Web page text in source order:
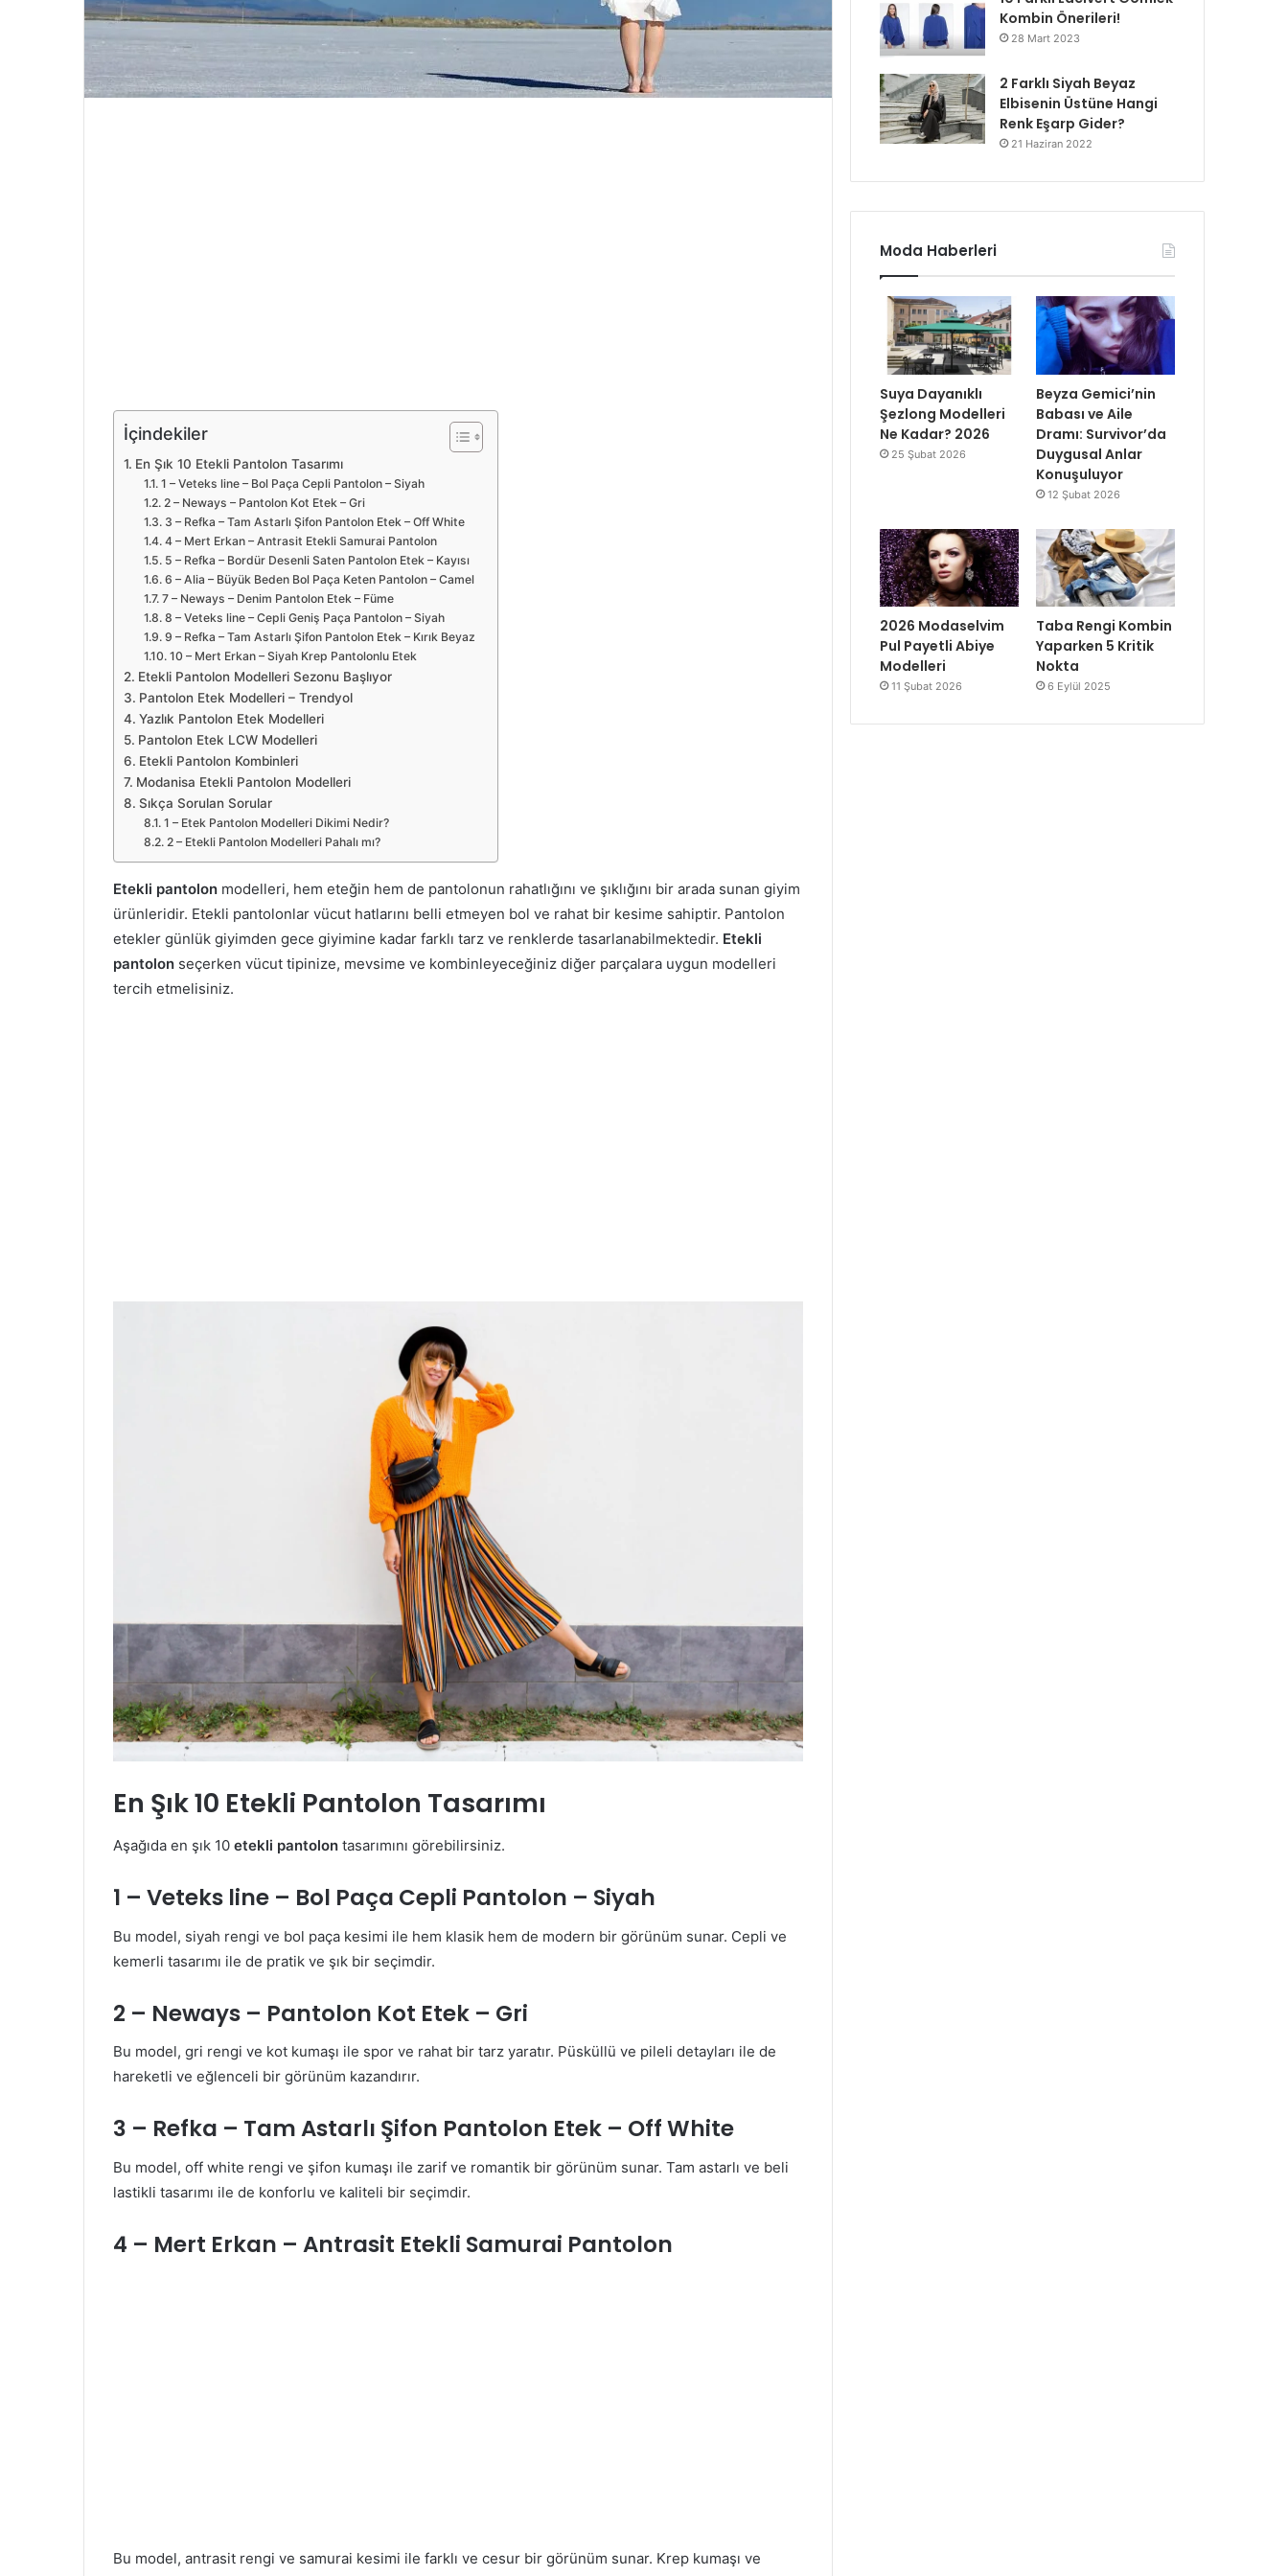
İçindekiler
En Şık 10 Etekli Pantolon Tasarımı
1 – Veteks line – Bol Paça Cepli Pantolon – Siyah
2 – Neways – Pantolon Kot Etek – Gri
3 – Refka – Tam Astarlı Şifon Pantolon Etek – Off White
4 – Mert Erkan – Antrasit Etekli Samurai Pantolon
5 – Refka – Bordür Desenli Saten Pantolon Etek – Kayısı
6 – Alia – Büyük Beden Bol Paça Keten Pantolon – Camel
7 – Neways – Denim Pantolon Etek – Füme
8 – Veteks line – Cepli Geniş Paça Pantolon – Siyah
9 – Refka – Tam Astarlı Şifon Pantolon Etek – Kırık Beyaz
10 – Mert Erkan – Siyah Krep Pantolonlu Etek
Etekli Pantolon Modelleri Sezonu Başlıyor
Pantolon Etek Modelleri – Trendyol
Yazlık Pantolon Etek Modelleri
Pantolon Etek LCW Modelleri
Etekli Pantolon Kombinleri
Modanisa Etekli Pantolon Modelleri
Sıkça Sorulan Sorular
1 – Etek Pantolon Modelleri Dikimi Nedir?
2 – Etekli Pantolon Modelleri Pahalı mı?
Etekli pantolon modelleri, hem eteğin hem de pantolonun rahatlığını ve şıklığını bir arada sunan giyim
ürünleridir. Etekli pantolonlar vücut hatlarını belli etmeyen bol ve rahat bir kesime sahiptir. Pantolon
etekler günlük giyimden gece giyimine kadar farklı tarz ve renklerde tasarlanabilmektedir. Etekli
pantolon seçerken vücut tipinize, mevsime ve kombinleyeceğiniz diğer parçalara uygun modelleri
tercih etmelisiniz.
En Şık 10 Etekli Pantolon Tasarımı
Aşağıda en şık 10 etekli pantolon tasarımını görebilirsiniz.
1 – Veteks line – Bol Paça Cepli Pantolon – Siyah
Bu model, siyah rengi ve bol paça kesimi ile hem klasik hem de modern bir görünüm sunar. Cepli ve
kemerli tasarımı ile de pratik ve şık bir seçimdir.
2 – Neways – Pantolon Kot Etek – Gri
Bu model, gri rengi ve kot kumaşı ile spor ve rahat bir tarz yaratır. Püsküllü ve pileli detayları ile de
hareketli ve eğlenceli bir görünüm kazandırır.
3 – Refka – Tam Astarlı Şifon Pantolon Etek – Off White
Bu model, off white rengi ve şifon kumaşı ile zarif ve romantik bir görünüm sunar. Tam astarlı ve beli
lastikli tasarımı ile de konforlu ve kaliteli bir seçimdir.
4 – Mert Erkan – Antrasit Etekli Samurai Pantolon
Bu model, antrasit rengi ve samurai kesimi ile farklı ve cesur bir görünüm sunar. Krep kumaşı ve
Kombin Önerileri!
28 Mart 2023
2 Farklı Siyah Beyaz
Elbisenin Üstüne Hangi
Renk Eşarp Gider?
21 Haziran 2022
Moda Haberleri
Suya Dayanıklı
Şezlong Modelleri
Ne Kadar? 2026
25 Şubat 2026
Beyza Gemici’nin
Babası ve Aile
Dramı: Survivor’da
Duygusal Anlar
Konuşuluyor
12 Şubat 2026
2026 Modaselvim
Pul Payetli Abiye
Modelleri
11 Şubat 2026
Taba Rengi Kombin
Yaparken 5 Kritik
Nokta
6 Eylül 2025